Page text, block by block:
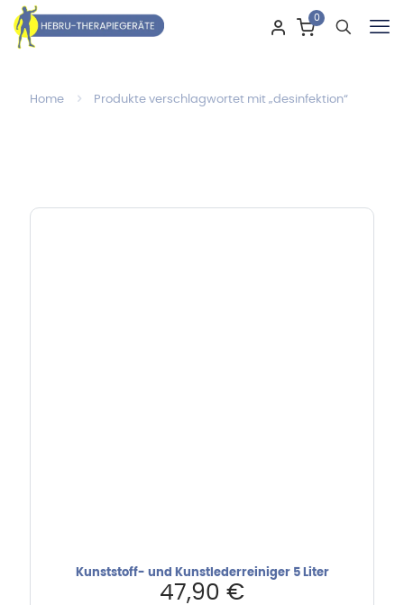
0
Home Produkte verschlagwortet mit „desinfektion“
Kunststoff- und Kunstlederreiniger 5 Liter
47,90 €